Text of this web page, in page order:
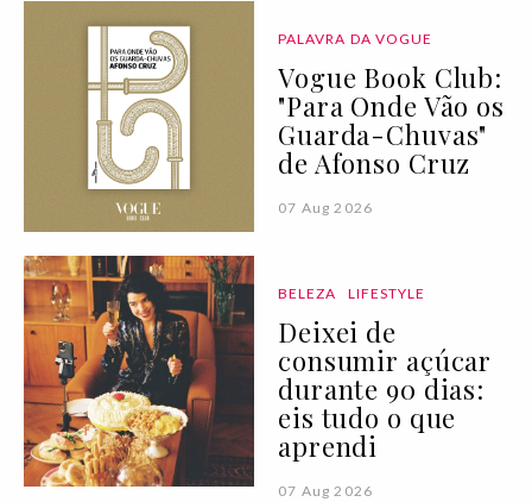
PALAVRA DA VOGUE
Vogue Book Club:
"Para Onde Vão os
Guarda-Chuvas"
de Afonso Cruz
07 Aug 2026
BELEZA LIFESTYLE
Deixei de
consumir açúcar
durante 90 dias:
eis tudo o que
aprendi
07 Aug 2026